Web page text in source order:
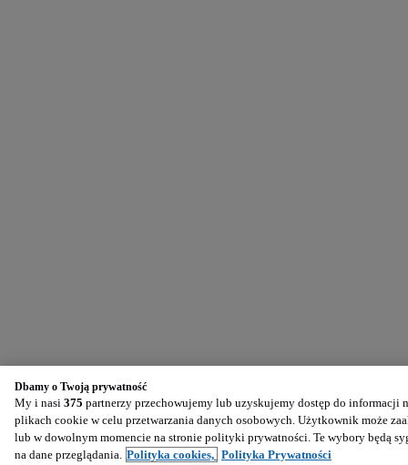
Dbamy o Twoją prywatność
My i nasi 375 partnerzy przechowujemy lub uzyskujemy dostęp do
plikach cookie w celu przetwarzania danych osobowych. Użytkownik może
lub w dowolnym momencie na stronie polityki prywatności. Te wybory będą
na dane przeglądania. Polityka cookies, Polityka Prywatności